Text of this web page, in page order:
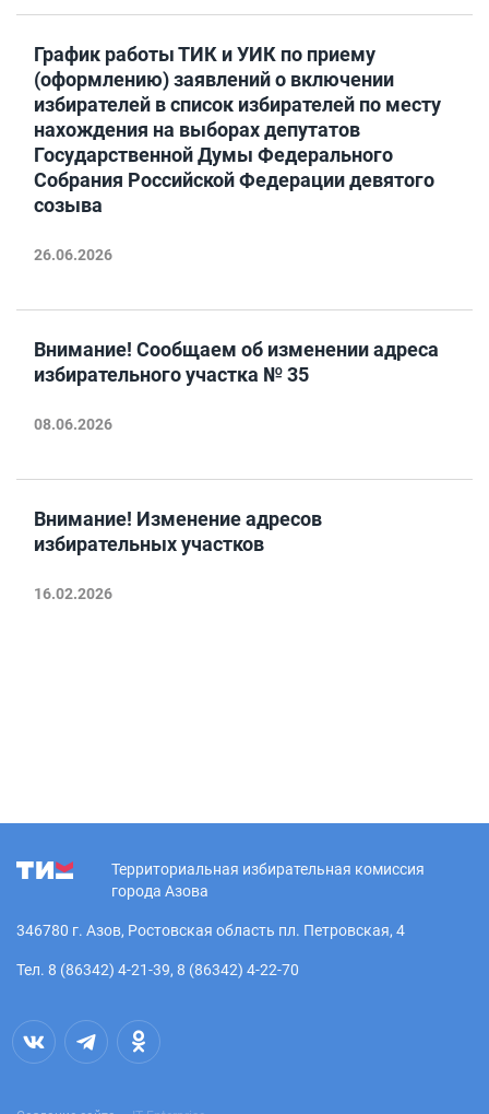
График работы ТИК и УИК по приему
(оформлению) заявлений о включении
избирателей в список избирателей по месту
нахождения на выборах депутатов
Государственной Думы Федерального
Собрания Российской Федерации девятого
созыва
26.06.2026
Внимание! Сообщаем об изменении адреса
избирательного участка № 35
08.06.2026
Внимание! Изменение адресов
избирательных участков
16.02.2026
Территориальная избирательная комиссия
города Азова
346780 г. Азов, Ростовская область пл. Петровская, 4
Тел. 8 (86342) 4-21-39, 8 (86342) 4-22-70